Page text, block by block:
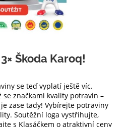
Škoda Karoq!
se teď vyplatí ještě víc.
se značkami kvality potravin –
zase tady! Vybírejte potraviny
Soutěžní loga vystřihujte,
s Klasáčkem o atraktivní ceny